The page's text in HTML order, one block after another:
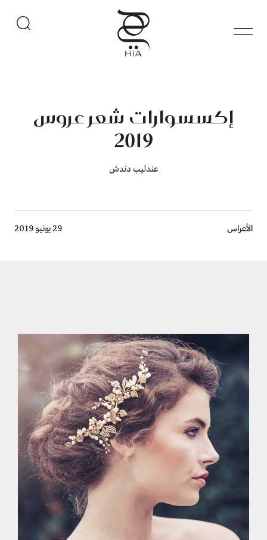
إكسسوارات شعر عروس
2019
عندليب دندش
Breadcrumb
الأعراس